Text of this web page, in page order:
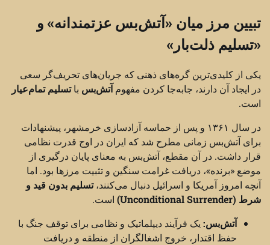
تبیین مرز میان «آتش‌بس عزتمندانه» و
«تسلیم ذلت‌بار»
یکی از کلیدی‌ترین گره‌های ذهنی که جریان‌های تحریف‌گر سعی
در ایجاد آن دارند، جابه‌جا کردن مفهوم آتش‌بس باتسلیم تمام‌عیار
است.
در سال ۱۳۶۱ و پس از حماسه آزادسازی خرمشهر، پیشنهادات
برای آتش‌بس زمانی مطرح شد که ایران در اوج قدرت نظامی
قرار داشت. در آن مقطع، آتش‌بس به معنای پایان درگیری از
موضع «برنده»، دریافت غرامت سنگین و تثبیت مرزها بود. اما
آنچه امروز آمریکا و اسرائیل دنبال می‌کنند،تسلیم بدون قید و
شرط (Unconditional Surrender)
است.
آتش‌بس: یک فرآیند دیپلماتیک و نظامی برای توقف جنگ با
حفظ اقتدار، خروج اشغالگران از منطقه و دریافت